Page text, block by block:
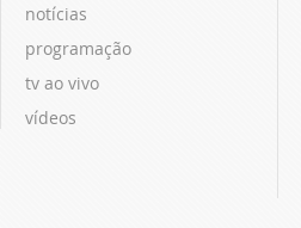
notícias
programação
tv ao vivo
vídeos